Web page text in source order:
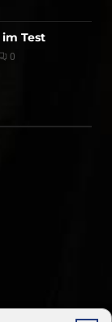
Test
0